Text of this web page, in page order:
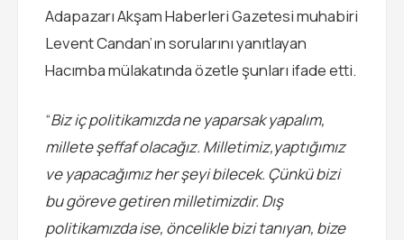
Adapazarı Akşam Haberleri Gazetesi muhabiri
Levent Candan’ın sorularını yanıtlayan
Hacımba mülakatında özetle şunları ifade etti.
“Biz iç politikamızda ne yaparsak yapalım,
millete şeffaf olacağız. Milletimiz,yaptığımız
ve yapacağımız her şeyi bilecek. Çünkü bizi
bu göreve getiren milletimizdir. Dış
politikamızda ise, öncelikle bizi tanıyan, bize